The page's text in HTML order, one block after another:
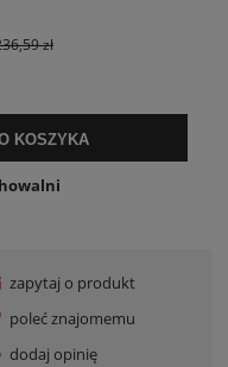
zł
KOSZYKA
zapytaj o produkt
poleć znajomemu
dodaj opinię